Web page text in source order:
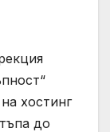
хостинг
до